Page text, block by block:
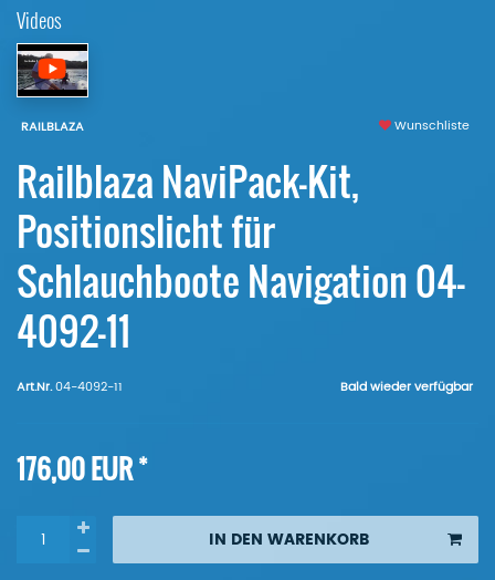
Videos
RAILBLAZA Wunschliste
Railblaza NaviPack-Kit,
Positionslicht für
Schlauchboote Navigation 04-
4092-11
Art.Nr.04-4092-11 Bald wieder verfügbar
176,00 EUR*
IN DEN WARENKORB